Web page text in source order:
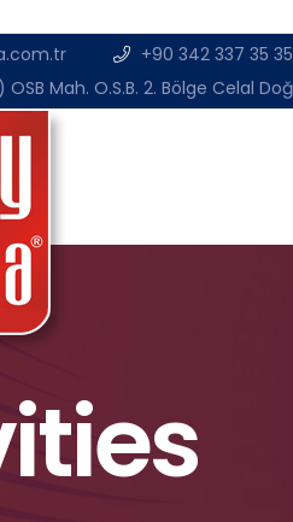
+90 342 337 35 35
Mah. O.S.B. 2. Bölge Celal